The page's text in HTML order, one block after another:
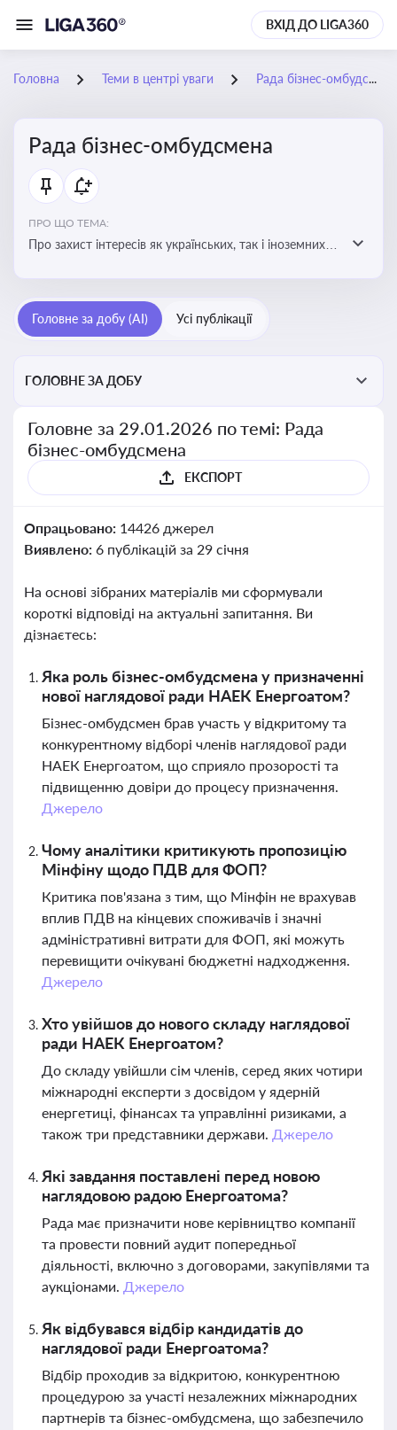
ВХІД ДО LIGA360
Головна Теми в центрі уваги Рада бізнес-омбудсмена
Рада бізнес-омбудсмена
ПРО ЩО ТЕМА:
Про захист інтересів як українських, так і іноземних
Головне за добу (AI) Усі публікації
ГОЛОВНЕ ЗА ДОБУ
Головне за 29.01.2026 по темі: Рада
бізнес-омбудсмена
ЕКСПОРТ
Опрацьовано: 14426 джерел
Виявлено: 6 публікацій за 29 січня
На основі зібраних матеріалів ми сформували
короткі відповіді на актуальні запитання. Ви
дізнаєтесь:
Яка роль бізнес-омбудсмена у призначенні
нової наглядової ради НАЕК Енергоатом?
Бізнес-омбудсмен брав участь у відкритому та
конкурентному відборі членів наглядової ради
НАЕК Енергоатом, що сприяло прозорості та
підвищенню довіри до процесу призначення.
Джерело
Чому аналітики критикують пропозицію
Мінфіну щодо ПДВ для ФОП?
Критика пов'язана з тим, що Мінфін не врахував
вплив ПДВ на кінцевих споживачів і значні
адміністративні витрати для ФОП, які можуть
перевищити очікувані бюджетні надходження.
Джерело
Хто увійшов до нового складу наглядової
ради НАЕК Енергоатом?
До складу увійшли сім членів, серед яких чотири
міжнародні експерти з досвідом у ядерній
енергетиці, фінансах та управлінні ризиками, а
також три представники держави. Джерело
Які завдання поставлені перед новою
наглядовою радою Енергоатома?
Рада має призначити нове керівництво компанії
та провести повний аудит попередньої
діяльності, включно з договорами, закупівлями та
аукціонами. Джерело
Як відбувався відбір кандидатів до
наглядової ради Енергоатома?
Відбір проходив за відкритою, конкурентною
процедурою за участі незалежних міжнародних
партнерів та бізнес-омбудсмена, що забезпечило